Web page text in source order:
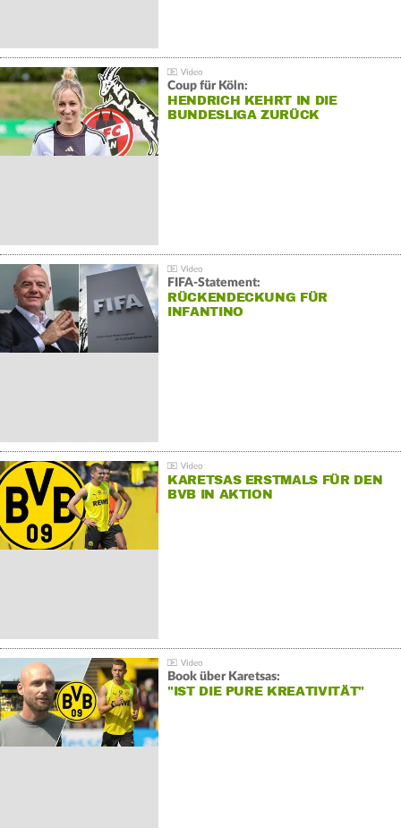
Coup für Köln:
HENDRICH KEHRT IN DIE
BUNDESLIGA ZURÜCK
FIFA-Statement:
RÜCKENDECKUNG FÜR
INFANTINO
KARETSAS ERSTMALS FÜR DEN
BVB IN AKTION
Book über Karetsas:
"IST DIE PURE KREATIVITÄT"